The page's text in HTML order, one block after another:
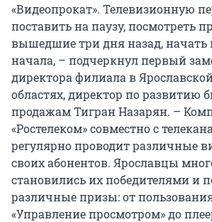
«Видеопрокат». Телевизионную
поставить на паузу, посмотреть
вышедшие три дня назад, начать
начала, – подчеркнул первый
директора филиала в
областях, директор по развитию
продажам Тигран Назарян. –
«Ростелеком» совместно с
регулярно проводит различные
своих абонентов. Ярославцы
становились их победителями и
различные призы: от
«Управление просмотром» до